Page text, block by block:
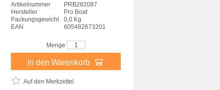
Artikelnummer
PRB282087
Hersteller
Pro Boat
Packungsgewicht
0,0 Kg
EAN
605482673201
Menge
In den Warenkorb
Auf den Merkzettel